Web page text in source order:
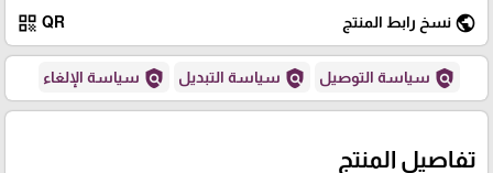
public نسخ رابط المنتج QR
qr_code
policy سياسة التوصيل policy سياسة التبديل policy سياسة الإلغاء
تفاصيل المنتج